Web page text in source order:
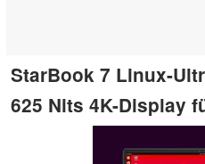
StarBook 7 Linux-
625 Nits 4K-Display